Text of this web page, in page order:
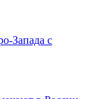
Запада с